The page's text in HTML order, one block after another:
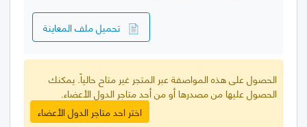
تحميل ملف المعاينة
الحصول على هذه المواصفة عبر المتجر غير متاح حالياً. يمكنك
الحصول عليها من مصدرها أو من أحد متاجر الدول الأعضاء.
اختر احد متاجر الدول الأعضاء